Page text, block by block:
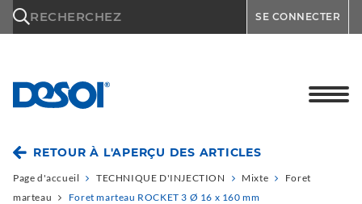
RECHERCHEZ SE CONNECTER
RETOUR À L'APERÇU DES ARTICLES
Page d'accueil TECHNIQUE D'INJECTION Mixte
Foret
marteau
Foret marteau ROCKET 3 Ø 16 x 160 mm